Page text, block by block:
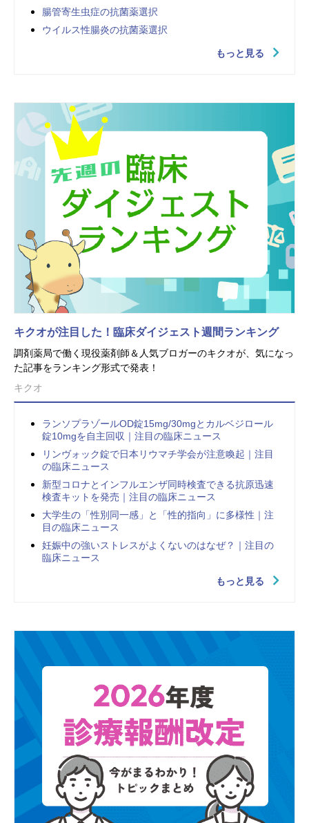
腸管寄生虫症の抗菌薬選択
ウイルス性腸炎の抗菌薬選択
もっと見る
キクオが注目した！臨床ダイジェスト週間ランキング
調剤薬局で働く現役薬剤師＆人気ブロガーのキクオが、気になっ
た記事をランキング形式で発表！
キクオ
ランソプラゾールOD錠15mg/30mgとカルベジロール
錠10mgを自主回収｜注目の臨床ニュース
リンヴォック錠で日本リウマチ学会が注意喚起｜注目
の臨床ニュース
新型コロナとインフルエンザ同時検査できる抗原迅速
検査キットを発売｜注目の臨床ニュース
大学生の「性別同一感」と「性的指向」に多様性｜注
目の臨床ニュース
妊娠中の強いストレスがよくないのはなぜ？｜注目の
臨床ニュース
もっと見る